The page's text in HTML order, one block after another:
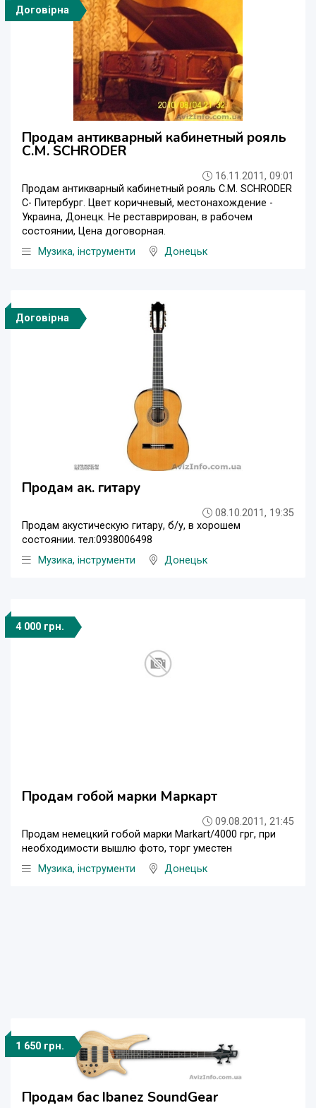
Договірна
Продам антикварный кабинетный рояль
C.M. SCHRODER
16.11.2011, 09:01
Продам антикварный кабинетный рояль C.M. SCHRODER
С- Питербург. Цвет коричневый, местонахождение -
Украина, Донецк. Не реставрирован, в рабочем
состоянии, Цена договорная.
Музика, інструменти
Донецьк
Договірна
Продам ак. гитару
08.10.2011, 19:35
Продам акустическую гитару, б/у, в хорошем
состоянии. тел:0938006498
Музика, інструменти
Донецьк
4 000 грн.
Продам гобой марки Маркарт
09.08.2011, 21:45
Продам немецкий гобой марки Markart/4000 грг, при
необходимости вышлю фото, торг уместен
Музика, інструменти
Донецьк
1 650 грн.
Продам бас Ibanez SoundGear